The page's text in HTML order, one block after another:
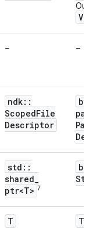
Out:
– –
ndk::
ScopedFile
Descriptor
std ::
shared_
ptr<T> 7
T T